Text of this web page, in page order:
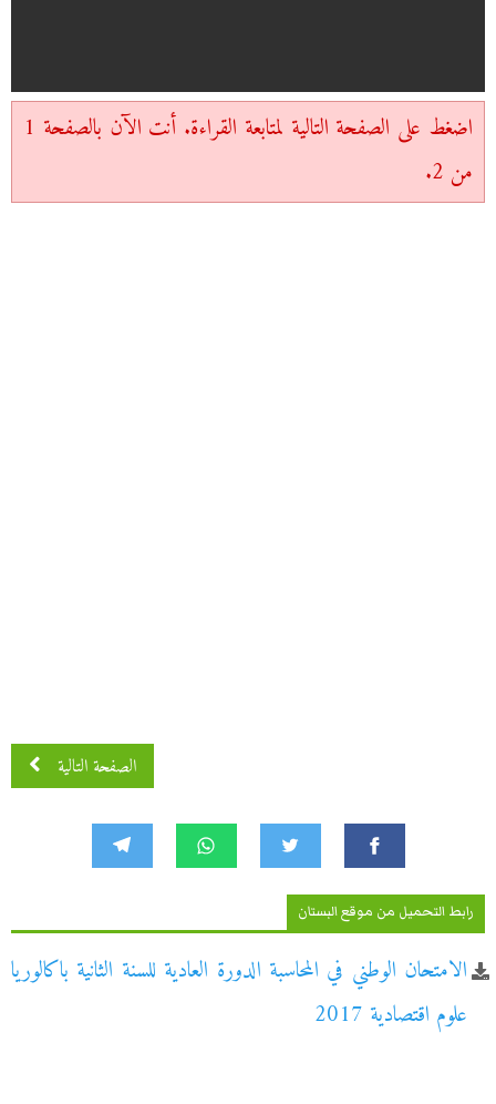
اضغط على الصفحة التالية لمتابعة القراءة. أنت الآن بالصفحة 1
من 2.
الصفحة التالية
رابط التحميل من موقع البستان
الامتحان الوطني في المحاسبة الدورة العادية للسنة الثانية باكالوريا
علوم اقتصادية 2017